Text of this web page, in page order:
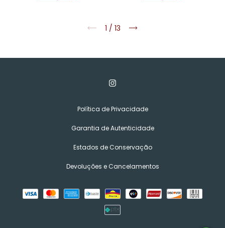
1 / 13
Política de Privacidade
Garantia de Autenticidade
Estados de Conservação
Devoluções e Cancelamentos